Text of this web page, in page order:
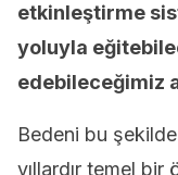
etkinleştirme
yoluyla
edebileceğimiz
Bedeni bu
yıllardır temel